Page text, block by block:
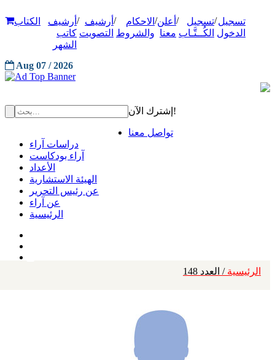
تسجيل
الدخول
/تسجيل
الكُــتَّـاب
/ أعلن
معنا
/ الاحكام
والشروط
/ أرشيف
التصويت
/ أرشيف
كاتب
الشهر
الكتاب
Aug 07 / 2026
إشترك الآن!
تواصل معنا
دراسات آراء
آراء بودكاست
الأعداد
الهيئة الاستشارية
عن رئيس التحرير
عن آراء
الرئيسية
الرئيسية / العدد 148